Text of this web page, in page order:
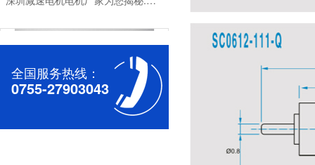
全国服务热线：
0755-27903043